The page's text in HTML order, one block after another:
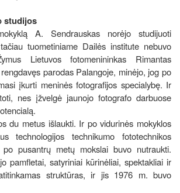
studijos
A. Sendrauskas norėjo studijuoti
tuometiniame Dailės institute nebuvo
Lietuvos fotomenininkas Rimantas
parodas Palangoje, minėjo, jog po
įkurti meninės fotografijos specialybę. Ir
nes įžvelgė jaunojo fotografo darbuose
du metus išlaukti. Ir po vidurinės mokyklos
technologijos technikumo fototechnikos
po pusantrų metų mokslai buvo nutraukti.
pamfletai, satyriniai kūrinėliai, spektakliai ir
struktūras, ir jis 1976 m. buvo